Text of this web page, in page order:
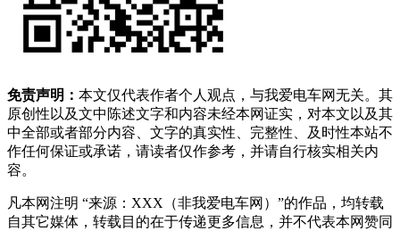
免责声明： 本文仅代表作者个人观点，与我爱电车网无关。其
原创性以及文中陈述文字和内容未经本网证实，对本文以及其
中全部或者部分内容、文字的真实性、完整性、及时性本站不
作任何保证或承诺，请读者仅作参考，并请自行核实相关内
容。
凡本网注明 “来源：XXX（非我爱电车网）”的作品，均转载
自其它媒体，转载目的在于传递更多信息，并不代表本网赞同